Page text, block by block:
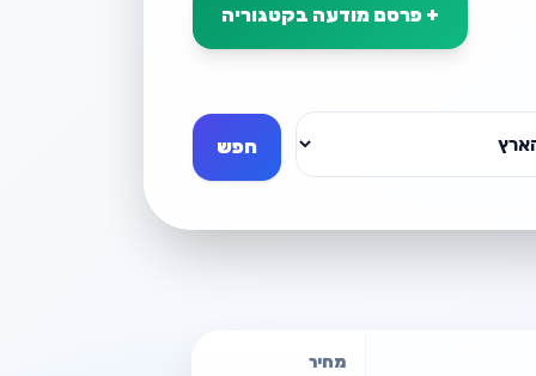
+ פרסם מודעה בקטגוריה
חפש
מחיר